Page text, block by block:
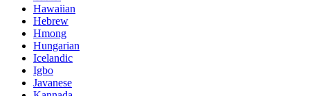
Hawaiian
Hebrew
Hmong
Hungarian
Icelandic
Igbo
Javanese